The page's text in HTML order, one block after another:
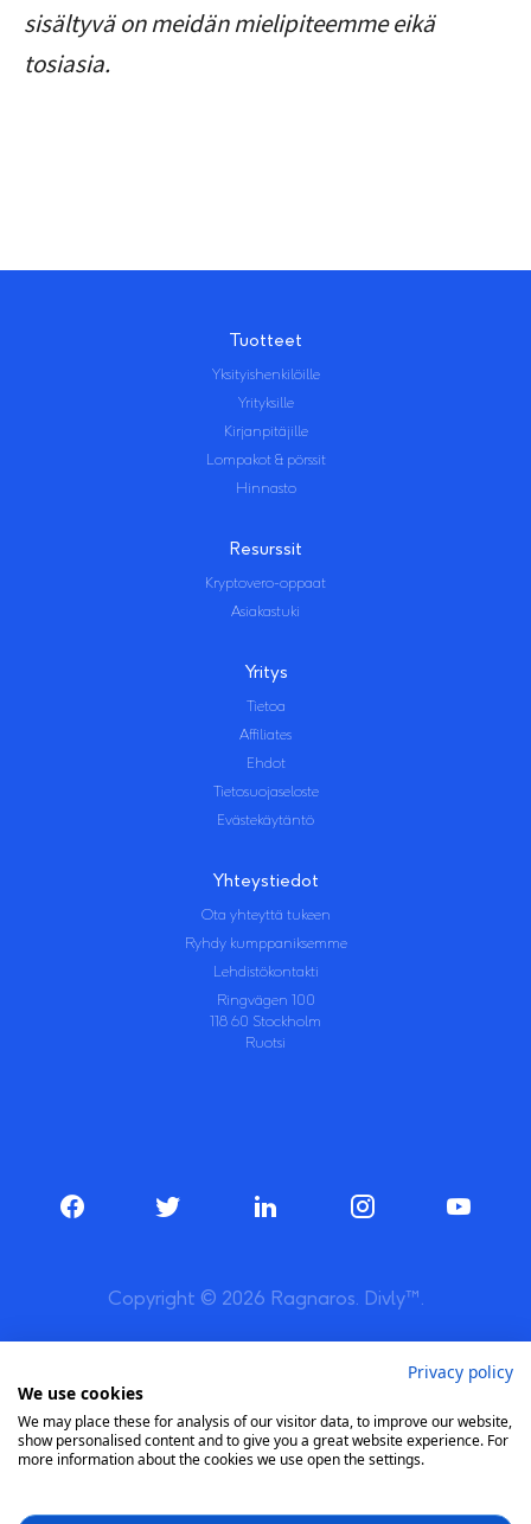
sisältyvä on meidän mielipiteemme eikä
tosiasia.
Tuotteet
Yksityishenkilöille
Yrityksille
Kirjanpitäjille
Lompakot & pörssit
Hinnasto
Resurssit
Kryptovero-oppaat
Asiakastuki
Yritys
Tietoa
Affiliates
Ehdot
Tietosuojaseloste
Evästekäytäntö
Yhteystiedot
Ota yhteyttä tukeen
Ryhdy kumppaniksemme
Lehdistökontakti
Ringvägen 100
118 60 Stockholm
Ruotsi
Copyright © 2026 Ragnaros. Divly™.
Privacy policy
We use cookies
We may place these for analysis of our visitor data, to improve our website,
show personalised content and to give you a great website experience. For
more information about the cookies we use open the settings.